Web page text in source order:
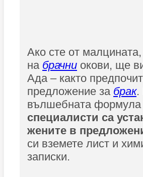
Ако сте от
на брачни окови, ще
Ада – както
предложение за брак.
вълшебната формула
специалисти са
жените в
си вземете лист и
записки.